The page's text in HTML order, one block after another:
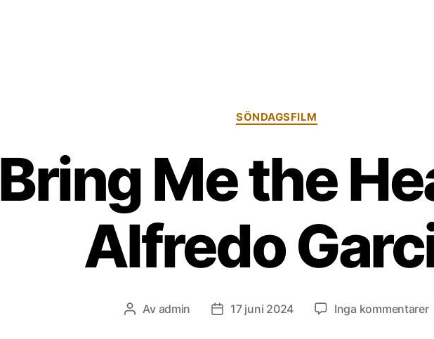
Kategorier
SÖNDAGSFILM
Bring Me the
Alfredo
Inläggsförfattare
Av admin Inläggsdatum
17 juni 2024 Inga kommentarertill